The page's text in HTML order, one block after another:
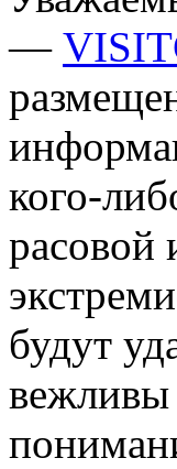
—
кого-
расовой
будут
вежливы